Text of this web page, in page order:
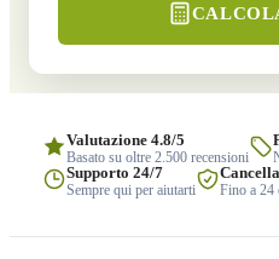
Valutazione 4.8/5
Basato su oltre 2.500 recensioni
Supporto 24/7
Sempre qui per aiutarti Fino a 24